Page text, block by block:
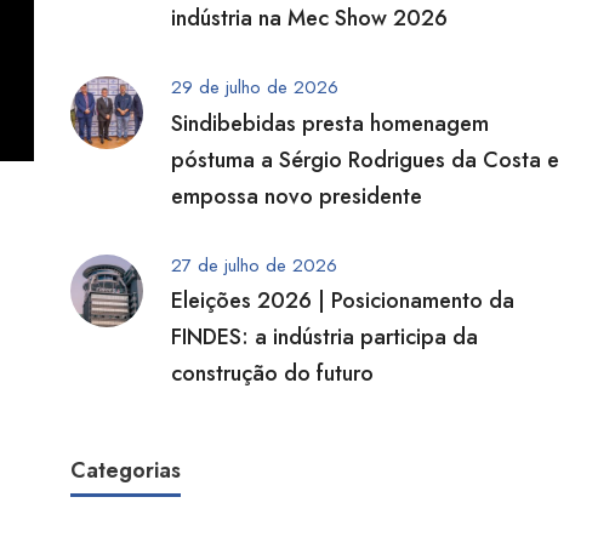
indústria na Mec Show 2026
29 de julho de 2026
Sindibebidas presta homenagem
póstuma a Sérgio Rodrigues da Costa e
empossa novo presidente
27 de julho de 2026
Eleições 2026 | Posicionamento da
FINDES: a indústria participa da
construção do futuro
Categorias